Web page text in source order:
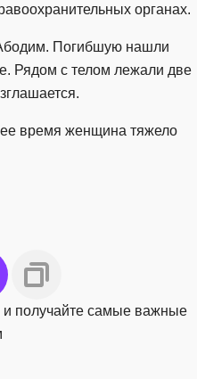
органах.
Погибшую нашли
Рядом с телом лежали две
время женщина тяжело
получайте самые важные